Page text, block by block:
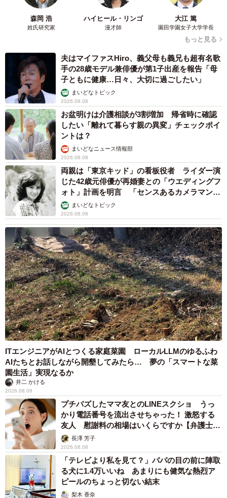
森岡 浩
姓氏研究家
ハイヒール・リンゴ
漫才師
大江 篤
園田学園女子大学学長
もっと見る
夫はマイファスHiro、義父母も義兄も超有名歌
手の28歳モデル兼俳優が第1子出産を報告「母
子ともに健康…日々、大切に過ごしたい」
まいどなトピック
2026.08.08
お盆明けは介護相談が3割増加 帰省時に確認
したい「離れて暮らす親の異変」チェックポイ
ントは？
まいどなニュース情報部
2026.08.08
両親は「東京キッド」の看板役者 ライダー演
じた42歳元俳優が再婚妻との「ウエディングフ
ォト」計画を明言 「センスあるカメラマン求
む」まいどなトピック
2026.08.08
ITエンジニアがAIとつくる家庭菜園 ローカルLLMのゆるふわ
AIたちとお話しながら開墾してみたら… 夢の「スマートな菜
園生活」実現なるか
井二 かける
2026.08.08
プチバズしたママ友とのLINEスクショ うっ
かり電話番号を流出させちゃった！ 激怒する
友人 慰謝料の相場はいくらですか【弁護士が
解説】長澤 芳子
2026.08.08
「テレビより私を見て？」パパの目の前に陣取
る犬に1.4万いいね あまりにも健気な熱烈ア
ピールのちょっと切ない結末
梨木 香奈